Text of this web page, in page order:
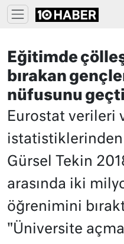
Eğitimde
bırakan
nüfusunu geçti
Eurostat verileri
istatistiklerinden
Gürsel Tekin
arasında iki
öğrenimini
"Üniversite